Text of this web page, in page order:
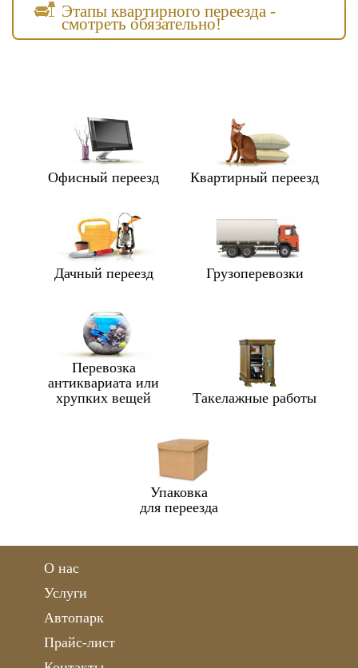
Этапы квартирного переезда -
смотреть обязательно!
Офисный переезд Квартирный переезд
Дачный переезд Грузоперевозки
Перевозка
антиквариата или
хрупких вещей
Такелажные работы
Упаковка
для переезда
О нас
Услуги
Автопарк
Прайс-лист